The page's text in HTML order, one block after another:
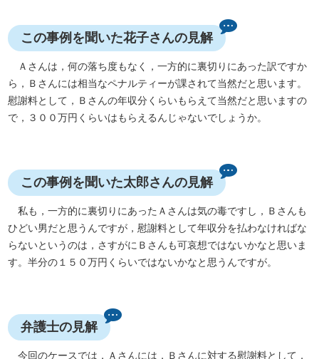
この事例を聞いた花子さんの見解
Ａさんは，何の落ち度もなく，一方的に裏切りにあった訳ですか
ら，Ｂさんには相当なペナルティーが課されて当然だと思います。
慰謝料として，Ｂさんの年収分くらいもらえて当然だと思いますの
で，３００万円くらいはもらえるんじゃないでしょうか。
この事例を聞いた太郎さんの見解
私も，一方的に裏切りにあったＡさんは気の毒ですし，Ｂさんも
ひどい男だと思うんですが，慰謝料として年収分を払わなければな
らないというのは，さすがにＢさんも可哀想ではないかなと思いま
す。半分の１５０万円くらいではないかなと思うんですが。
弁護士の見解
今回のケースでは，Ａさんには，Ｂさんに対する慰謝料として，